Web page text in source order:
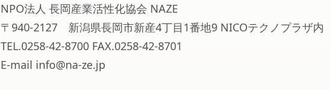
NPO法人 長岡産業活性化協会 NAZE
〒940-2127 新潟県長岡市新産4丁目1番地9 NICOテクノプラザ内
TEL.0258-42-8700 FAX.0258-42-8701
E-mail info@na-ze.jp